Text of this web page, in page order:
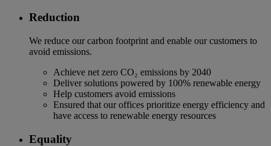
Reduction
We reduce our carbon footprint and enable our customers to
avoid emissions.
Achieve net zero CO₂ emissions by 2040
Deliver solutions powered by 100% renewable energy
Help customers avoid emissions
Ensured that our offices prioritize energy efficiency and
have access to renewable energy resources
Equality